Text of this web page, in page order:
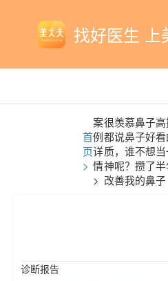
找好医生 上
首
页
>
案
例
详
情
>
很羡慕鼻子高
都说鼻子好
质，谁不想
神呢？攒了
改善我的鼻子
诊断报告